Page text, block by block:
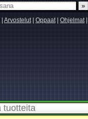
Arvostelut| Oppaat| Ohjelmat|